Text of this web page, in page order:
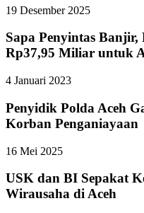
19 Desember 2025
Sapa Penyintas
Rp37,95 Miliar untuk
4 Januari 2023
Penyidik Polda Aceh
Korban Penganiayaan
16 Mei 2025
USK dan BI Sepakat
Wirausaha di Aceh